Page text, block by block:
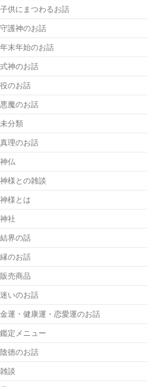
子供にまつわるお話
守護神のお話
年末年始のお話
式神のお話
役のお話
悪魔のお話
未分類
真理のお話
神仏
神様との雑談
神様とは
神社
結界の話
縁のお話
販売商品
迷いのお話
金運・健康運・恋愛運のお話
鑑定メニュー
陰徳のお話
雑談